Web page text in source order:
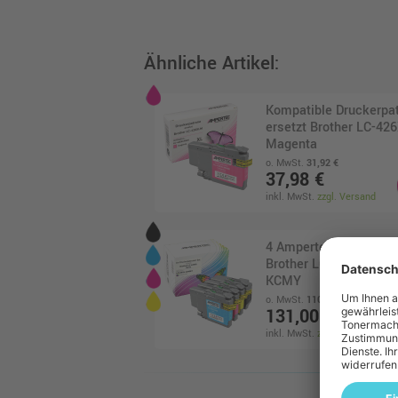
Ähnliche Artikel:
Kompatible
ersetzt Brother LC-
Magenta
o. MwSt. 31,92 €
37,98 €
inkl. MwSt. zzgl. Versand
4 Ampertec Tinten
Brother LC-426XL
KCMY
o. MwSt. 110,08 €
131,00 €
inkl. MwSt. zzgl. Versand
Brother LC-426XLC